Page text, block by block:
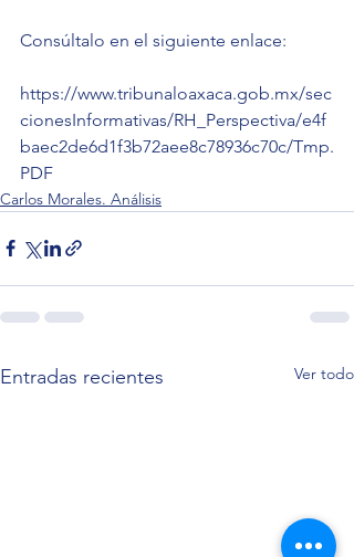
Consúltalo en el siguiente enlace:
https://www.tribunaloaxaca.gob.mx/sec
cionesInformativas/RH_Perspectiva/e4f
baec2de6d1f3b72aee8c78936c70c/Tmp.
PDF
Carlos Morales. Análisis
Entradas recientes Ver todo